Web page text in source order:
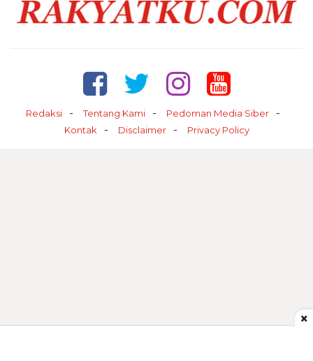
Redaksi Tentang Kami
Pedoman Media Siber
Kontak
Disclaimer Privacy Policy
×